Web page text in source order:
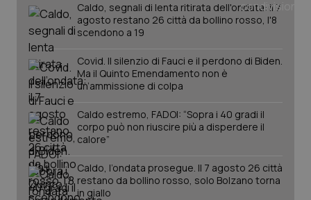
Caldo, segnali di lenta ritirata dell'ondata: il 7
agosto restano 26 città da bollino rosso, l'8
scendono a 19
Covid. Il silenzio di Fauci e il perdono di Biden.
Ma il Quinto Emendamento non è
un’ammissione di colpa
Caldo estremo, FADOI: “Sopra i 40 gradi il
corpo può non riuscire più a disperdere il
calore”
Caldo, l’ondata prosegue. Il 7 agosto 26 città
restano da bollino rosso, solo Bolzano torna
in giallo
_ga
Google LLC
.quotidianosanita.it